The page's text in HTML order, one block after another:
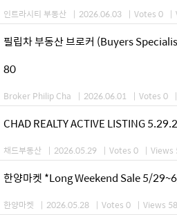
인트라시티 부동산 | 2026.06.03 | Votes 0 |
필립차 부동산 브로커 (Buyers
80
Broker Philip Cha | 2026.06.01 | Votes 0 |
CHAD REALTY ACTIVE LISTING
채드부동산 | 2026.05.29 | Votes 0 | Views
한양마켓 *Long Weekend Sale 5/
한양마켓 | 2026.05.28 | Votes 0 | Views